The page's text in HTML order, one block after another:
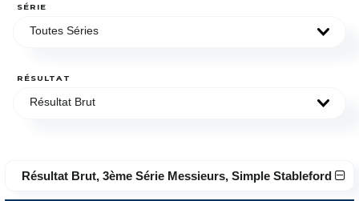
SÉRIE
Toutes Séries
RÉSULTAT
Résultat Brut
Résultat Brut, 3ème Série Messieurs, Simple Stableford